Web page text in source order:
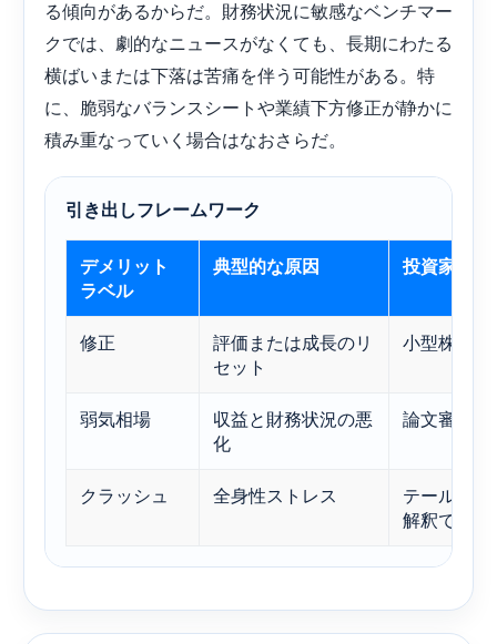
る傾向があるからだ。財務状況に敏感なベンチマー
クでは、劇的なニュースがなくても、長期にわたる
横ばいまたは下落は苦痛を伴う可能性がある。特
に、脆弱なバランスシートや業績下方修正が静かに
積み重なっていく場合はなおさらだ。
引き出しフレームワーク
デメリット
ラベル
典型的な原因 投資家への
修正
評価または成長のリ
セット
小型株によ
弱気相場
収益と財務状況の悪
化
論文審査の
クラッシュ 全身性ストレス
テールリ
解釈ではな